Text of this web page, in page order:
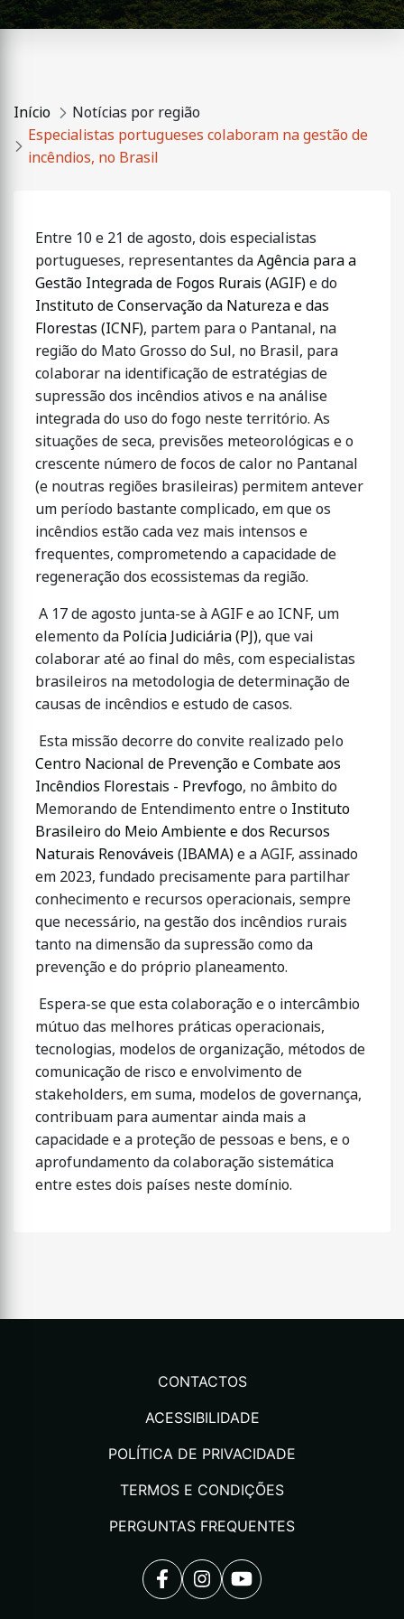
Início
Notícias por região
Especialistas portugueses colaboram na gestão de
incêndios, no Brasil
Entre 10 e 21 de agosto, dois especialistas
portugueses, representantes daAgência para a
Gestão Integrada de Fogos Rurais (AGIF)e do
Instituto de Conservação da Natureza e das
Florestas (ICNF), partem para o Pantanal, na
região do Mato Grosso do Sul, no Brasil, para
colaborar na identificação de estratégias de
supressão dos incêndios ativos e na análise
integrada do uso do fogo neste território. As
situações de seca, previsões meteorológicas e o
crescente número de focos de calor no Pantanal
(e noutras regiões brasileiras) permitem antever
um período bastante complicado, em que os
incêndios estão cada vez mais intensos e
frequentes, comprometendo a capacidade de
regeneração dos ecossistemas da região.
A 17 de agosto junta-se à AGIF e ao ICNF, um
elemento da Polícia Judiciária (PJ), que vai
colaborar até ao final do mês, com especialistas
brasileiros na metodologia de determinação de
causas de incêndios e estudo de casos.
Esta missão decorre do convite realizado pelo
Centro Nacional de Prevenção e Combate aos
Incêndios Florestais - Prevfogo, no âmbito do
Memorando de Entendimento entre o Instituto
Brasileiro do Meio Ambiente e dos Recursos
Naturais Renováveis (IBAMA)e a AGIF, assinado
em 2023, fundado precisamente para partilhar
conhecimento e recursos operacionais, sempre
que necessário, na gestão dos incêndios rurais
tanto na dimensão da supressão como da
prevenção e do próprio planeamento.
Espera-se que esta colaboração e o intercâmbio
mútuo das melhores práticas operacionais,
tecnologias, modelos de organização, métodos de
comunicação de risco e envolvimento de
stakeholders, em suma, modelos de governança,
contribuam para aumentar ainda mais a
capacidade e a proteção de pessoas e bens, e o
aprofundamento da colaboração sistemática
entre estes dois países neste domínio.
CONTACTOS
ACESSIBILIDADE
POLÍTICA DE PRIVACIDADE
TERMOS E CONDIÇÕES
PERGUNTAS FREQUENTES